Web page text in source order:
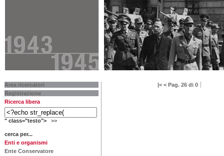
Area ricercatori
Registrazione
Ricerca libera
" class="testo"> >>
cerca per...
Enti e organismi
Ente Conservatore
|< < Pag. 26 di 0